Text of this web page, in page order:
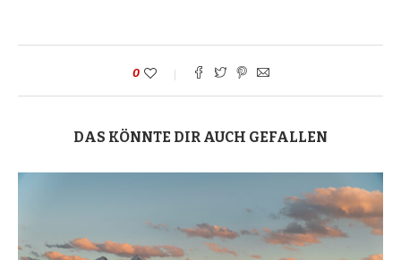
0
DAS KÖNNTE DIR AUCH GEFALLEN